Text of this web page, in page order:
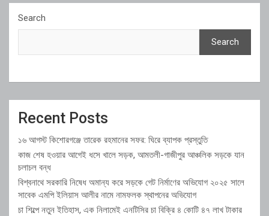
Search
Search
Recent Posts
১৬ আগস্ট কিশোরগঞ্জে তারেক রহমানের সফর: ঘিরে ব্যাপক প্রস্তুতি
কাজ শেষ হওয়ার আগেই ধসে খালে সড়ক, আমতলী-গাজীপুর আঞ্চলিক সড়কে যান
চলাচল বন্ধ
বিশ্বনাথে সরকারি নিষেধ অমান্য করে সড়কে গেট নির্মাণের অভিযোগ ২০২৫ সালে
সাবেক এমপি ইলিয়াস আলীর নামে নামফলক স্থাপনের অভিযোগ
চা শিল্পে নতুন ইতিহাস, এক নিলামেই এনটিসির চা বিক্রি ৪ কোটি ৪৭ লাখ টাকার